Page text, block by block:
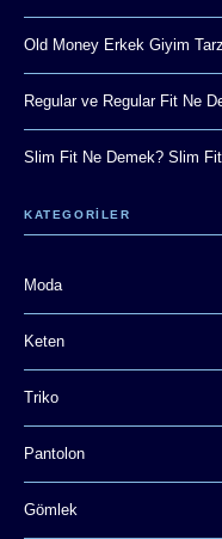
Old Money Erkek Giyim
Regular ve Regular Fit Ne
Slim Fit Ne Demek? Slim
KATEGORİLER
Moda
Keten
Triko
Pantolon
Gömlek